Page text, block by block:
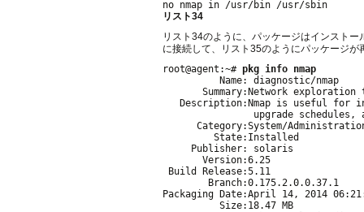
リスト34
リスト34のように、パッケージはインスト
に接続して、リスト35のようにパッケージが
root@agent:~# pkg info nmap
          Name: diagnostic/nmap
Summary:Network exploration
Description:Nmap is useful for
upgrade schedules,
Category:System/
         State:Installed
     Publisher: solaris
       Version:6.25
Build Release:5.11
        Branch:0.175.2.0.0.37.1
Packaging Date:April 14, 2014
          Size:18.47 MB